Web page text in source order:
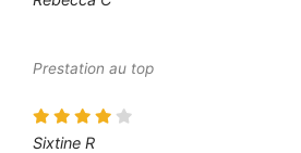
Prestation au top
Sixtine R